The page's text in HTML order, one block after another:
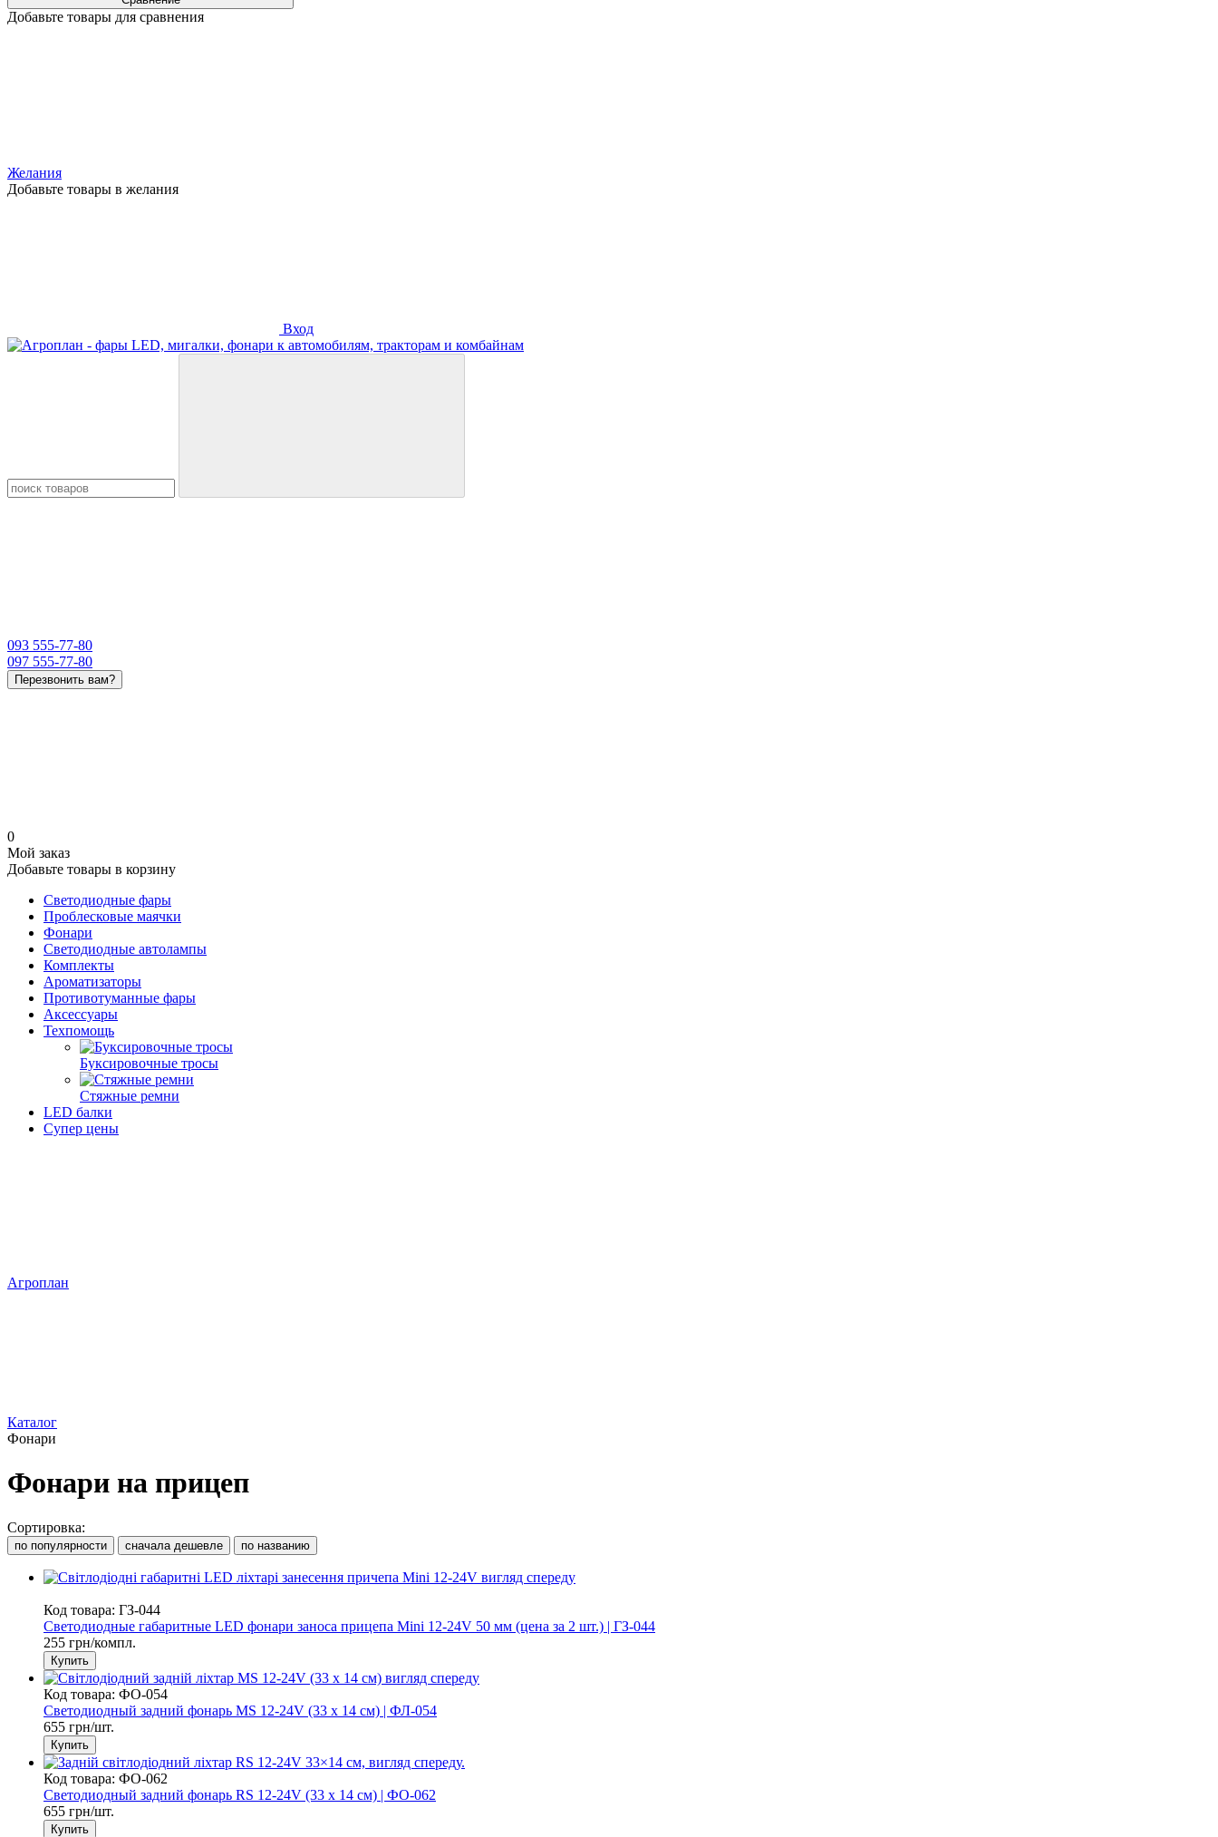
Добавьте товары для сравнения
Желания
Добавьте товары в желания
Вход
093 555-77-80
097 555-77-80
Перезвонить вам?
0
Мой заказ
Добавьте товары в корзину
Светодиодные фары
Проблесковые маячки
Фонари
Светодиодные автолампы
Комплекты
Ароматизаторы
Противотуманные фары
Аксессуары
Техпомощь
Буксировочные тросы
Стяжные ремни
LED балки
Супер цены
Агроплан
Каталог
Фонари
Фонари на прицеп
Сортировка:
по популярности сначала дешевле по названию
Код товара: ГЗ-044
Светодиодные габаритные LED фонари заноса прицепа Mini 12-24V 50 мм (цена за 2 шт.) | ГЗ-044
255 грн/компл.
Купить
Код товара: ФО-054
Светодиодный задний фонарь MS 12-24V (33 х 14 см) | ФЛ-054
655 грн/шт.
Купить
Код товара: ФО-062
Светодиодный задний фонарь RS 12-24V (33 х 14 см) | ФО-062
655 грн/шт.
Купить